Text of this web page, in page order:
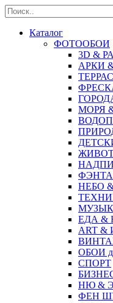
Каталог
ФОТООБОИ
3D &
АРКИ
МОРЯ
НЕБО
ЕДА &
ART
ОБОИ
СПОРТ
НЮ &
ФЕН